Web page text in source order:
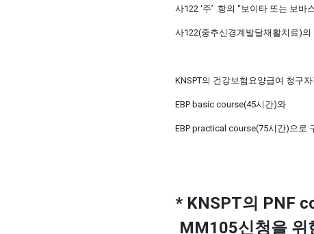
사122 ‘주’ 항의 "보이타 또는 보바
사122(중추신경계발달재활치료)의
KNSPT의 건강보험요양급여 청구
EBP basic course(45시간)와
EBP practical course(75시간)으로
* KNSPT의 PNF
MM105신청을 위